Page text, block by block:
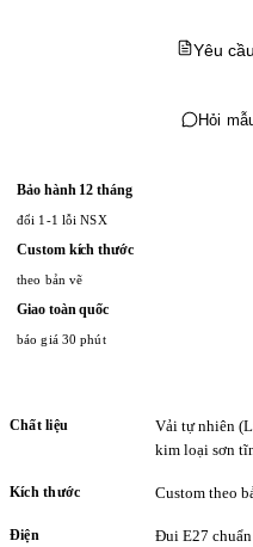
Yêu
Hỏi
Bảo hành 12 tháng
đổi 1-1 lỗi NSX
Custom kích thước
theo bản vẽ
Giao toàn quốc
báo giá 30 phút
Chất liệu
Vải tự nhiên
kim loại sơn
Kích thước Custom theo
Điện
Đui E27 chuẩn